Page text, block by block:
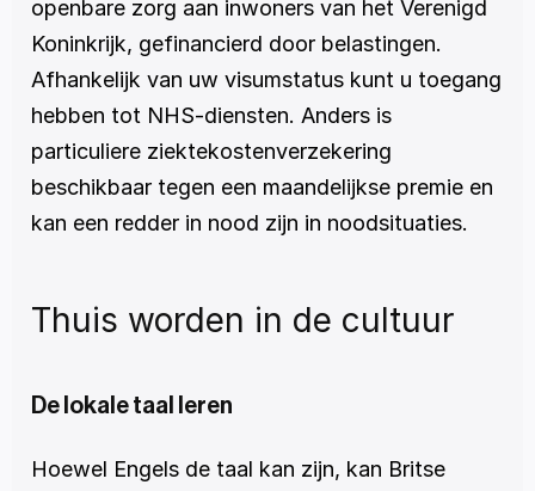
openbare zorg aan inwoners van het Verenigd
Koninkrijk, gefinancierd door belastingen.
Afhankelijk van uw visumstatus kunt u toegang
hebben tot NHS-diensten. Anders is
particuliere ziektekostenverzekering
beschikbaar tegen een maandelijkse premie en
kan een redder in nood zijn in noodsituaties.
Thuis worden in de cultuur
De lokale taal leren
Hoewel Engels de taal kan zijn, kan Britse